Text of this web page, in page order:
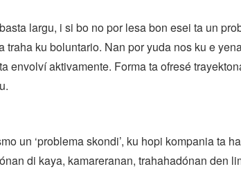
largu, i si bo no por lesa bon esei ta un
traha ku boluntario. Nan por yuda nos ku e
envolví aktivamente. Forma ta ofresé
un ‘problema skondi’, ku hopi kompania ta
di kaya, kamareranan, trahahadónan den